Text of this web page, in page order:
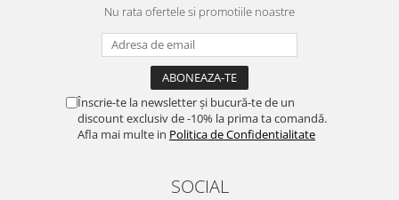
Nu rata ofertele si promotiile noastre
Înscrie-te la newsletter și bucură-te de un
discount exclusiv de -10% la prima ta comandă.
Afla mai multe in Politica de Confidentialitate
SOCIAL